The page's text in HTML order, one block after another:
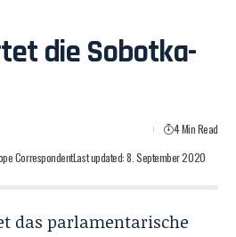
die Sobotka-
CorrespondentLast updated: 8. September 2020
4 Min Read
das parlamentarische